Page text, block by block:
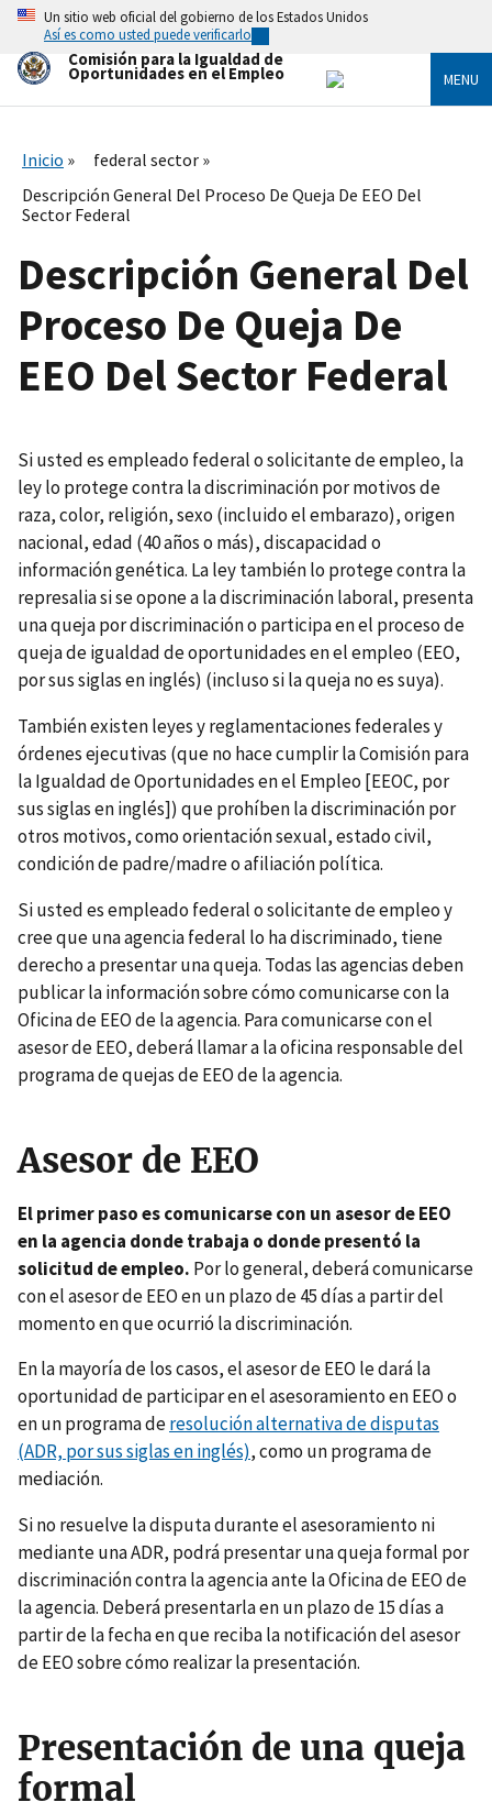
Skip
main
content
Un sitio web oficial del gobierno de los Estados Unidos
Así es como usted puede verificarlo
Comisión para la Igualdad de
Oportunidades en el Empleo MENU
Inicio
federal sector
Descripción General Del Proceso De Queja De EEO Del
Sector Federal
Descripción General Del
Proceso De Queja De
EEO Del Sector Federal
Si usted es empleado federal o solicitante de empleo, la
ley lo protege contra la discriminación por motivos de
raza, color, religión, sexo (incluido el embarazo), origen
nacional, edad (40 años o más), discapacidad o
información genética. La ley también lo protege contra la
represalia si se opone a la discriminación laboral, presenta
una queja por discriminación o participa en el proceso de
queja de igualdad de oportunidades en el empleo (EEO,
por sus siglas en inglés) (incluso si la queja no es suya).
También existen leyes y reglamentaciones federales y
órdenes ejecutivas (que no hace cumplir la Comisión para
la Igualdad de Oportunidades en el Empleo [EEOC, por
sus siglas en inglés]) que prohíben la discriminación por
otros motivos, como orientación sexual, estado civil,
condición de padre/madre o afiliación política.
Si usted es empleado federal o solicitante de empleo y
cree que una agencia federal lo ha discriminado, tiene
derecho a presentar una queja. Todas las agencias deben
publicar la información sobre cómo comunicarse con la
Oficina de EEO de la agencia. Para comunicarse con el
asesor de EEO, deberá llamar a la oficina responsable del
programa de quejas de EEO de la agencia.
Asesor de EEO
El primer paso es comunicarse con un asesor de EEO
en la agencia donde trabaja o donde presentó la
solicitud de empleo. Por lo general, deberá comunicarse
con el asesor de EEO en un plazo de 45 días a partir del
momento en que ocurrió la discriminación.
En la mayoría de los casos, el asesor de EEO le dará la
oportunidad de participar en el asesoramiento en EEO o
en un programa deresolución alternativa de disputas
(ADR, por sus siglas en inglés), como un programa de
mediación.
Si no resuelve la disputa durante el asesoramiento ni
mediante una ADR, podrá presentar una queja formal por
discriminación contra la agencia ante la Oficina de EEO de
la agencia. Deberá presentarla en un plazo de 15 días a
partir de la fecha en que reciba la notificación del asesor
de EEO sobre cómo realizar la presentación.
Presentación de una queja
formal